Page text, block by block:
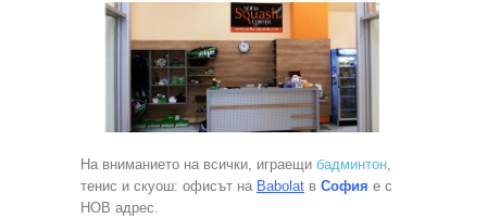
На вниманието на всички, играещи бадминтон,
тенис и скуош: офисът на Babolat в София е с
НОВ адрес.